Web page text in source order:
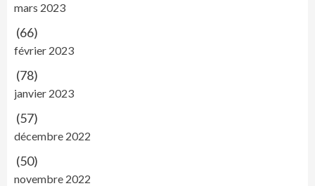
mars 2023
(66)
février 2023
(78)
janvier 2023
(57)
décembre 2022
(50)
novembre 2022